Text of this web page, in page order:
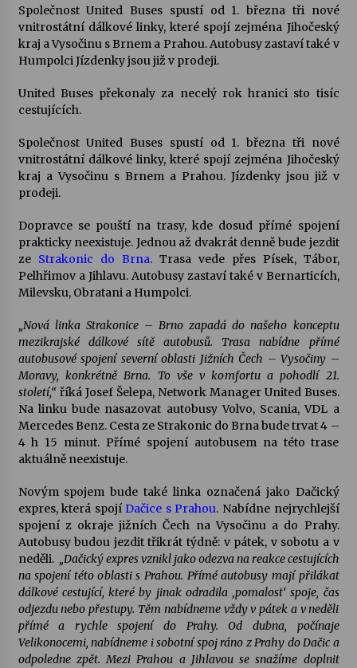
Letní koncerty ve Stromovce: Kolchoz a
Jenakaši
28. 7. 2026
Letní koncerty ve Stromovce: Rufus Miller
Vysočinka
17. 7. 2026
Ozvěny prázdnin
14. 7. 2026
Za kulturou kousek za Humpolec. V Želivě ožije
odkaz Josefa Čapka
13. 7. 2026
Varhanní recitál Michala Novenka v Klášteře
3. 7. 2026
Petr Adamec – Malovaný svět
30. 6. 2026
Společnost United Buses spustí od 1. března tři nové
vnitrostátní dálkové linky, které spojí zejména Jihočeský
kraj a Vysočinu s Brnem a Prahou. Autobusy zastaví také v
Humpolci Jízdenky jsou již v prodeji.
United Buses překonaly za necelý rok hranici sto tisíc
cestujících.
Společnost United Buses spustí od 1. března tři nové
vnitrostátní dálkové linky, které spojí zejména Jihočeský
kraj a Vysočinu s Brnem a Prahou. Jízdenky jsou již v
prodeji.
Dopravce se pouští na trasy, kde dosud přímé spojení
prakticky neexistuje. Jednou až dvakrát denně bude jezdit
ze Strakonic do Brna. Trasa vede přes Písek, Tábor,
Pelhřimov a Jihlavu. Autobusy zastaví také v Bernarticích,
Milevsku, Obratani a Humpolci.
„Nová linka Strakonice – Brno zapadá do našeho konceptu
mezikrajské dálkové sítě autobusů. Trasa nabídne přímé
autobusové spojení severní oblasti Jižních Čech – Vysočiny –
Moravy, konkrétně Brna. To vše v komfortu a pohodlí 21.
století,“říká Josef Šelepa, Network Manager United Buses.
Na linku bude nasazovat autobusy Volvo, Scania, VDL a
Mercedes Benz. Cesta ze Strakonic do Brna bude trvat 4 –
4 h 15 minut. Přímé spojení autobusem na této trase
aktuálně neexistuje.
Novým spojem bude také linka označená jako Dačický
expres, která spojí Dačice s Prahou. Nabídne nejrychlejší
spojení z okraje jižních Čech na Vysočinu a do Prahy.
Autobusy budou jezdit třikrát týdně: v pátek, v sobotu a v
neděli. „Dačický expres vznikl jako odezva na reakce cestujících
na spojení této oblasti s Prahou. Přímé autobusy mají přilákat
dálkové cestující, které by jinak odradila ‚pomalost‘ spoje, čas
odjezdu nebo přestupy. Těm nabídneme vždy v pátek a v neděli
přímé a rychle spojení do Prahy. Od dubna, počínaje
Velikonocemi, nabídneme i sobotní spoj ráno z Prahy do Dačic a
odpoledne zpět. Mezi Prahou a Jihlavou se snažíme doplnit